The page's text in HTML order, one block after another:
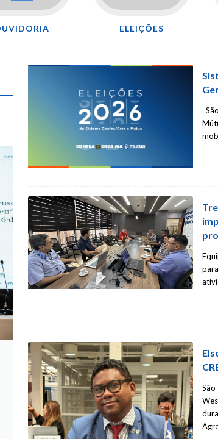
ELEIÇÕES
Crea Qualificando: curso gratuito
A próxima edição do curso do Crea Qualificando
abertas gratuitamente. Esta edição abordará o
Obras de infraestrutura e cálculo do BDI,
Civil Wellington Ribeiro de Oliveira. Confira a
Engenharia de Custos; Legislação de Referência;